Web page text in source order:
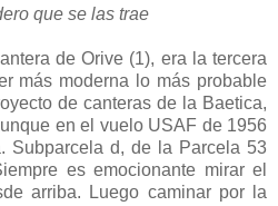
que se las trae
de Orive (1), era la tercera
más moderna lo más probable
de canteras de la Baetica,
en el vuelo USAF de 1956
Subparcela d, de la Parcela 53
es emocionante mirar el
arriba. Luego caminar por la